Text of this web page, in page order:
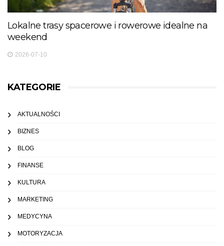
Lokalne trasy spacerowe i rowerowe idealne na
weekend
2026-07-10
KATEGORIE
AKTUALNOŚCI
BIZNES
BLOG
FINANSE
KULTURA
MARKETING
MEDYCYNA
MOTORYZACJA